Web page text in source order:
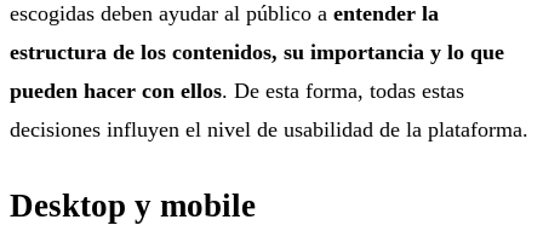
escogidas deben ayudar al público a entender la
estructura de los contenidos, su importancia y lo que
pueden hacer con ellos. De esta forma, todas estas
decisiones influyen el nivel de usabilidad de la plataforma.
Desktop y mobile